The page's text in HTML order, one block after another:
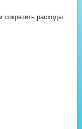
расходы.